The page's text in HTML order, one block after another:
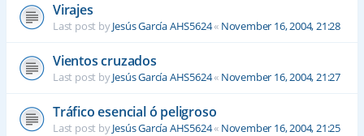
Virajes
Last post byJesús García AHS5624« November 16, 2004, 21:28
Vientos cruzados
Last post byJesús García AHS5624« November 16, 2004, 21:27
Tráfico esencial ó peligroso
Last post byJesús García AHS5624« November 16, 2004, 21:25